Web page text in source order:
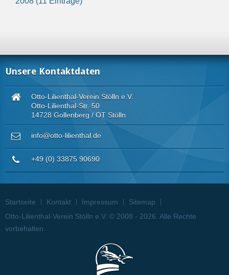
Unsere Kontaktdaten
Otto-Lilienthal-Verein Stölln e.V.
Otto-Lilienthal-Str. 50
14728 Gollenberg / OT Stölln
info@otto-lilienthal.de
+49 (0) 33875 90690
Startseite Kontakt Impressum
Sitemap
Otto-Lilienthal-Verein Stölln e.V. © 2008 - 2026. Alle Rechte
vorbehalten.